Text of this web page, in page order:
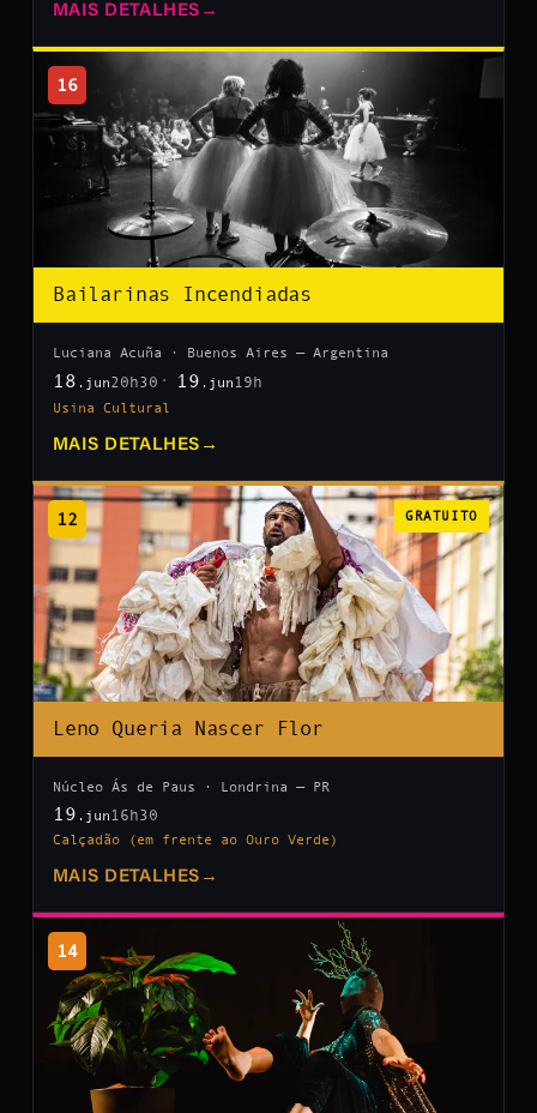
MAIS DETALHES →
16
Bailarinas Incendiadas
Luciana Acuña · Buenos Aires — Argentina
18 .jun20h30 19 .jun 19h
Usina Cultural
MAIS DETALHES →
12 GRATUITO
Leno Queria Nascer Flor
Núcleo Ás de Paus · Londrina — PR
19 .jun 16h30
Calçadão (em frente ao Ouro Verde)
MAIS DETALHES →
14